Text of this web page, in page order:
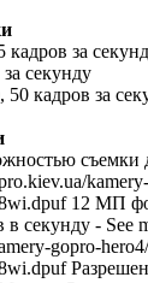
кадров за
секунду
кадров за
съемки
12 МП
секунду - See
gopro-